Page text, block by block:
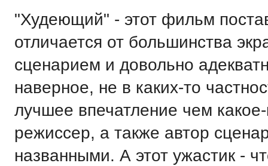
"Худеющий" - этот фильм
отличается от большинства
сценарием и довольно
наверное, не в каких-то
лучшее впечатление чем
режиссер, а также автор
названными. А этот ужастик -